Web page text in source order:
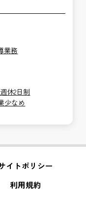
業務
休2日制
少なめ
イトポリシー
利用規約